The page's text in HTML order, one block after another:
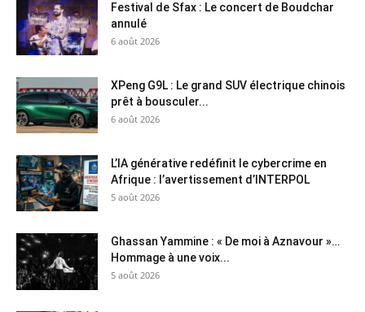
Festival de Sfax : Le concert de Boudchar
annulé
6 août 2026
XPeng G9L : Le grand SUV électrique chinois
prêt à bousculer...
6 août 2026
L’IA générative redéfinit le cybercrime en
Afrique : l’avertissement d’INTERPOL
5 août 2026
Ghassan Yammine : « De moi à Aznavour »…
Hommage à une voix...
5 août 2026